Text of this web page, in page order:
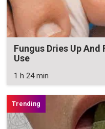
Fungus Dries Up
Use
1 h 24 min